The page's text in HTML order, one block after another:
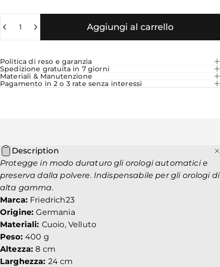
Aggiungi al carrello
Politica di reso e garanzia
Spedizione gratuita in 7 giorni
Materiali & Manutenzione
Pagamento in 2 o 3 rate senza interessi
Description
Protegge in modo duraturo gli orologi automatici e
preserva dalla polvere. Indispensabile per gli orologi di
alta gamma.
Marca: Friedrich23
Origine:Germania
Materiali: Cuoio, Velluto
Peso: 400 g
Altezza:8 cm
Larghezza: 24 cm